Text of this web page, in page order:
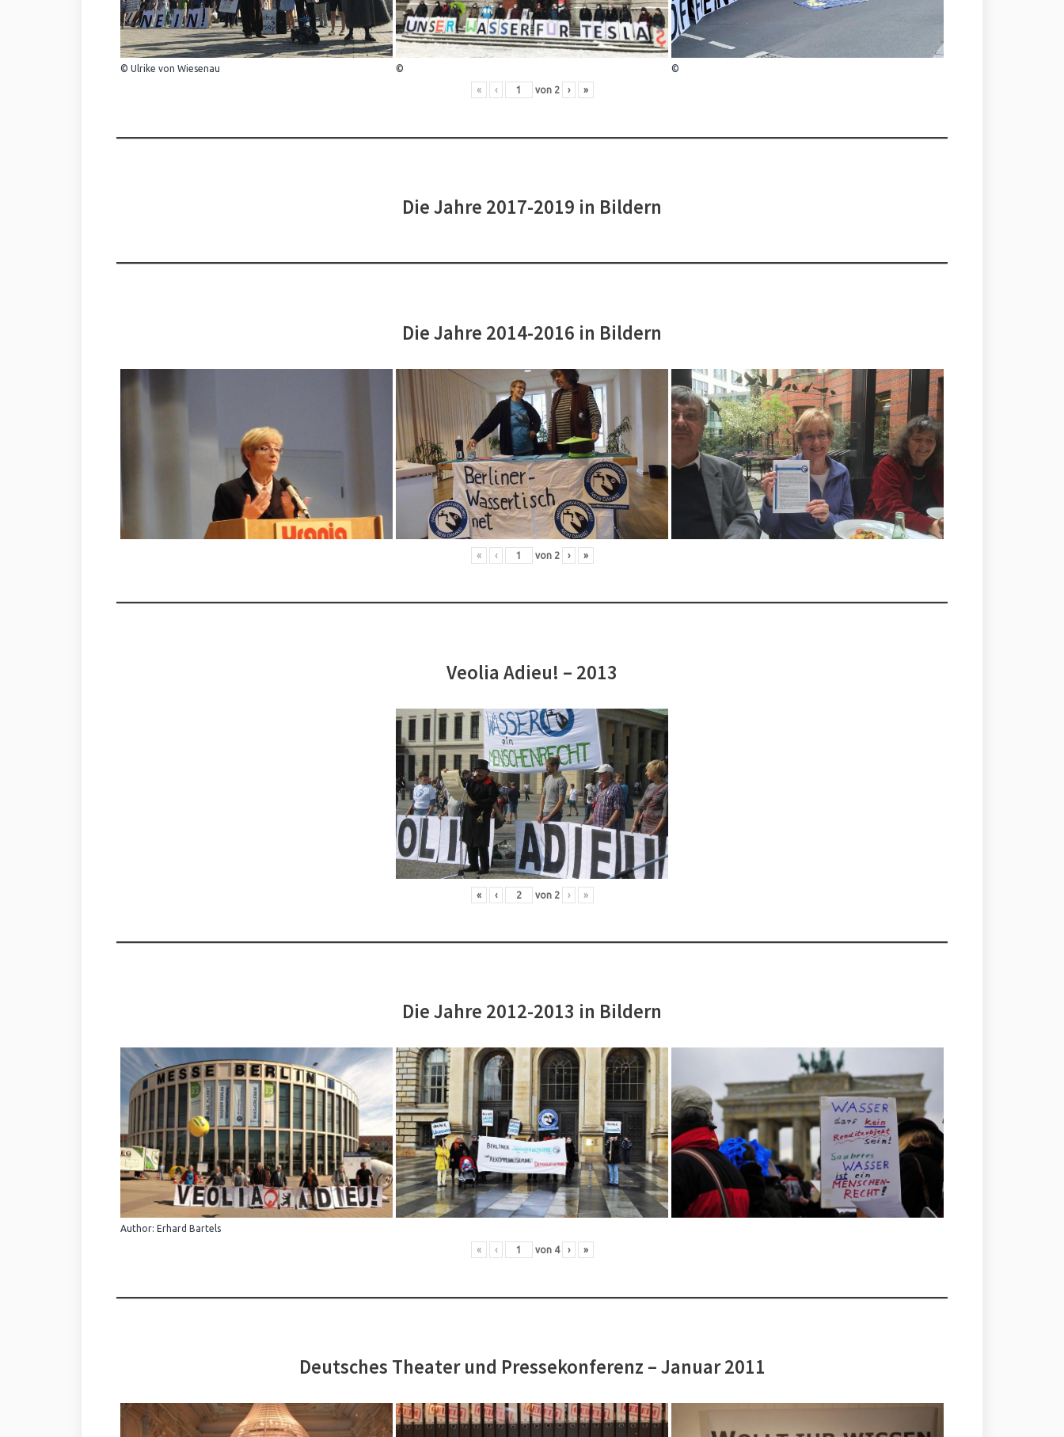
© Ulrike von Wiesenau © ©
« ‹ von 2 › »
Die Jahre 2017-2019 in Bildern
Die Jahre 2014-2016 in Bildern
« ‹ von 2 › »
Veolia Adieu! – 2013
« ‹ von 2 › »
Die Jahre 2012-2013 in Bildern
Author: Erhard Bartels
« ‹ von 4 › »
Deutsches Theater und Pressekonferenz – Januar 2011